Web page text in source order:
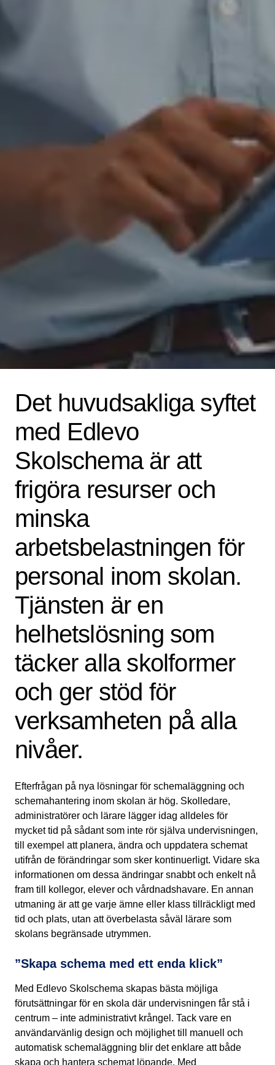
Det huvudsakliga syftet
med Edlevo
Skolschema är att
frigöra resurser och
minska
arbetsbelastningen för
personal inom skolan.
Tjänsten är en
helhetslösning som
täcker alla skolformer
och ger stöd för
verksamheten på alla
nivåer.
Efterfrågan på nya lösningar för schemaläggning och
schemahantering inom skolan är hög. Skolledare,
administratörer och lärare lägger idag alldeles för
mycket tid på sådant som inte rör själva undervisningen,
till exempel att planera, ändra och uppdatera schemat
utifrån de förändringar som sker kontinuerligt. Vidare ska
informationen om dessa ändringar snabbt och enkelt nå
fram till kollegor, elever och vårdnadshavare. En annan
utmaning är att ge varje ämne eller klass tillräckligt med
tid och plats, utan att överbelasta såväl lärare som
skolans begränsade utrymmen.
”Skapa schema med ett enda klick”
Med Edlevo Skolschema skapas bästa möjliga
förutsättningar för en skola där undervisningen får stå i
centrum – inte administrativt krångel. Tack vare en
användarvänlig design och möjlighet till manuell och
automatisk schemaläggning blir det enklare att både
skapa och hantera schemat löpande. Med